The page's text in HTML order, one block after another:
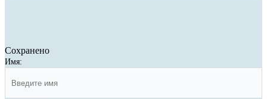
Сохранено
Имя: